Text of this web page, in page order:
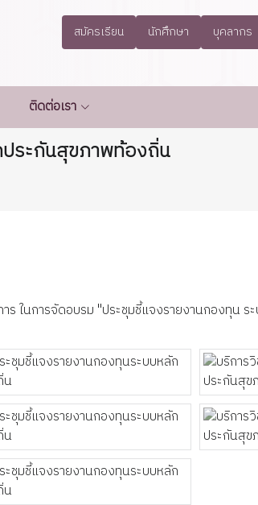
สมัครเรียน นักศึกษา บุคลากร
ติดต่อเรา
ประกันสุขภาพท้องถิ่น
ในการจัดอบรม "ประชุมชี้แจงรายงานกองทุน